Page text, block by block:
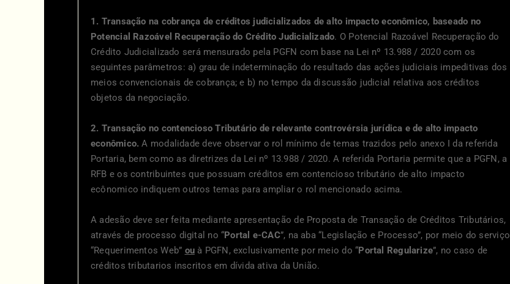
1. Transação na cobrança de créditos judicializados de alto impacto econômico, baseado no
Potencial Razoável Recuperação do Crédito Judicializado. O Potencial Razoável Recuperação do
Crédito Judicializado será mensurado pela PGFN com base na Lei nº 13.988 / 2020 com os
seguintes parâmetros: a) grau de indeterminação do resultado das ações judiciais impeditivas dos
meios convencionais de cobrança; e b) no tempo da discussão judicial relativa aos créditos
objetos da negociação.
2. Transação no contencioso Tributário de relevante controvérsia jurídica e de alto impacto
econômico. A modalidade deve observar o rol mínimo de temas trazidos pelo anexo I da referida
Portaria, bem como as diretrizes da Lei nº 13.988 / 2020. A referida Portaria permite que a PGFN, a
RFB e os contribuintes que possuam créditos em contencioso tributário de alto impacto
ecônomico indiquem outros temas para ampliar o rol mencionado acima.
A adesão deve ser feita mediante apresentação de Proposta de Transação de Créditos Tributários,
através de processo digital no “Portal e-CAC”, na aba “Legislação e Processo”, por meio do serviço
“Requerimentos Web” ouà PGFN, exclusivamente por meio do “Portal Regularize”, no caso de
créditos tributarios inscritos em dívida ativa da União.